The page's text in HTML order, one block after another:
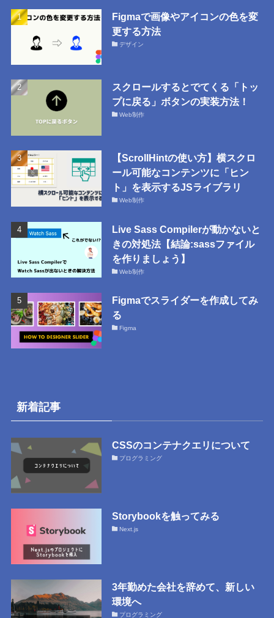
Figmaで画像やアイコンの色を変
更する方法
デザイン
スクロールするとでてくる「トッ
プに戻る」ボタンの実装方法！
Web制作
【ScrollHintの使い方】横スクロ
ール可能なコンテンツに「ヒン
ト」を表示するJSライブラリ
Web制作
Live Sass Compilerが動かないと
きの対処法【結論:sassファイル
を作りましょう】
Web制作
Figmaでスライダーを作成してみ
る
Figma
新着記事
CSSのコンテナクエリについて
プログラミング
Storybookを触ってみる
Next.js
3年勤めた会社を辞めて、新しい
環境へ
プログラミング